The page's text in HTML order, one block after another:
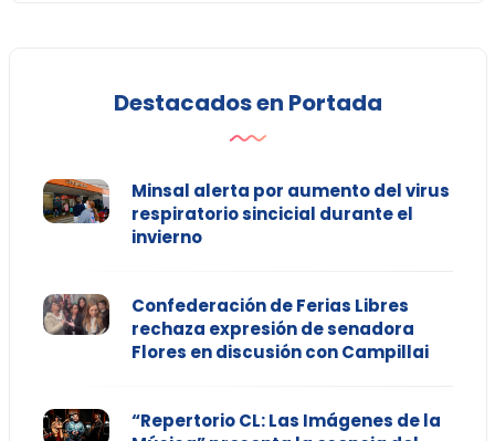
Destacados en Portada
Minsal alerta por aumento del virus
respiratorio sincicial durante el
invierno
Confederación de Ferias Libres
rechaza expresión de senadora
Flores en discusión con Campillai
“Repertorio CL: Las Imágenes de la